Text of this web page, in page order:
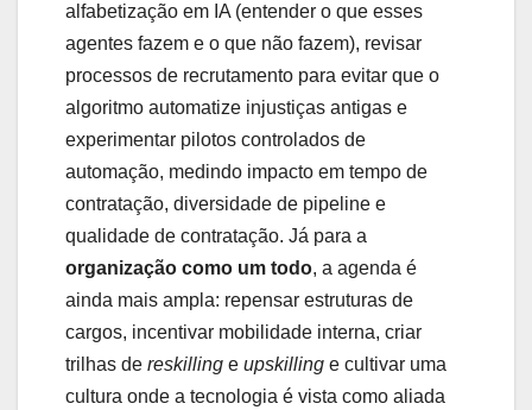
alfabetização em IA (entender o que esses
agentes fazem e o que não fazem), revisar
processos de recrutamento para evitar que o
algoritmo automatize injustiças antigas e
experimentar pilotos controlados de
automação, medindo impacto em tempo de
contratação, diversidade de pipeline e
qualidade de contratação. Já para a
organização como um todo, a agenda é
ainda mais ampla: repensar estruturas de
cargos, incentivar mobilidade interna, criar
trilhas de reskilling e upskilling e cultivar uma
cultura onde a tecnologia é vista como aliada